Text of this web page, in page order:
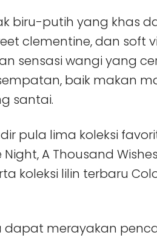
biru-putih yang khas
clementine, dan soft
sensasi wangi yang
baik makan
santai.
pula lima koleksi
A Thousand
koleksi lilin terbaru
dapat merayakan